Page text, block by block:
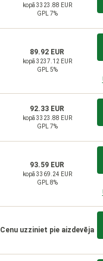
kopā 3323.88 EUR
GPL 7%
89.92 EUR
kopā 3237.12 EUR
GPL 5%
92.33 EUR
kopā 3323.88 EUR
GPL 7%
93.59 EUR
kopā 3369.24 EUR
GPL 8%
Cenu uzziniet pie aizdevēja